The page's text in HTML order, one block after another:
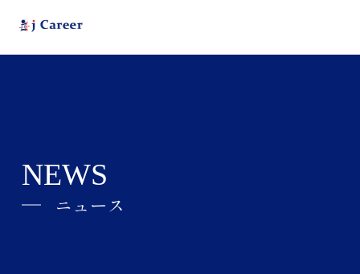
j Careerとは
NEWS
ニュース